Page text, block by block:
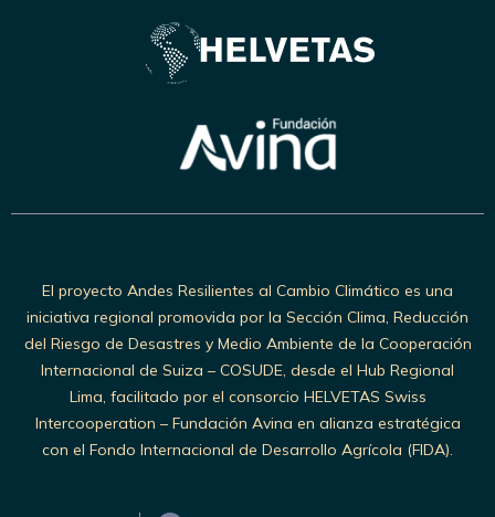
El proyecto Andes Resilientes al Cambio Climático es una
iniciativa regional promovida por la Sección Clima, Reducción
del Riesgo de Desastres y Medio Ambiente de la Cooperación
Internacional de Suiza – COSUDE, desde el Hub Regional
Lima, facilitado por el consorcio HELVETAS Swiss
Intercooperation – Fundación Avina en alianza estratégica
con el Fondo Internacional de Desarrollo Agrícola (FIDA).